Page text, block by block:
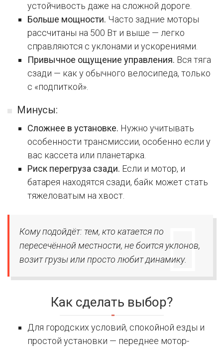
устойчивость даже на сложной дороге.
Больше мощности. Часто задние моторы
рассчитаны на 500 Вт и выше — легко
справляются с уклонами и ускорениями.
Привычное ощущение управления. Вся тяга
сзади — как у обычного велосипеда, только
с «подпиткой».
Минусы:
Сложнее в установке. Нужно учитывать
особенности трансмиссии, особенно если у
вас кассета или планетарка.
Риск перегруза сзади. Если и мотор, и
батарея находятся сзади, байк может стать
тяжеловатым на хвост.
Кому подойдёт: тем, кто катается по
пересечённой местности, не боится уклонов,
возит грузы или просто любит динамику.
Как сделать выбор?
Для городских условий, спокойной езды и
простой установки — переднее мотор-